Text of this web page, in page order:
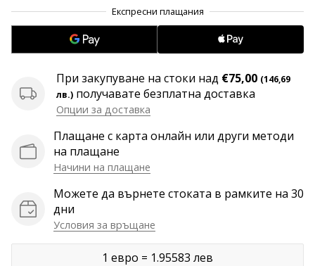
дискусионен
форум?
Накарайте
ги
генерират
приходи.
Покажи
всички
статии
При закупуване на стоки над €75,00 (146,69
лв.) получавате безплатна доставка
Опции за доставка
Плащане с карта онлайн или други методи
на плащане
Начини на плащане
Можете да върнете стоката в рамките на 30
дни
Условия за връщане
1 евро = 1.95583 лев